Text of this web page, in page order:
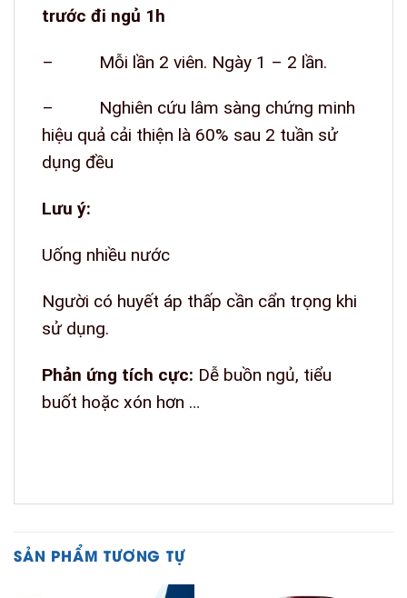
trước đi ngủ 1h
– Mỗi lần 2 viên. Ngày 1 – 2 lần.
– Nghiên cứu lâm sàng chứng minh
hiệu quả cải thiện là 60% sau 2 tuần sử
dụng đều
Lưu ý:
Uống nhiều nước
Người có huyết áp thấp cần cẩn trọng khi
sử dụng.
Phản ứng tích cực: Dễ buồn ngủ, tiểu
buốt hoặc xón hơn …
SẢN PHẨM TƯƠNG TỰ